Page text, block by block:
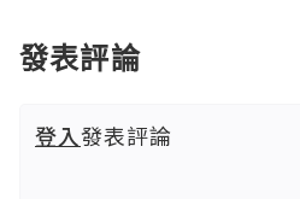
發表評論
登入發表評論